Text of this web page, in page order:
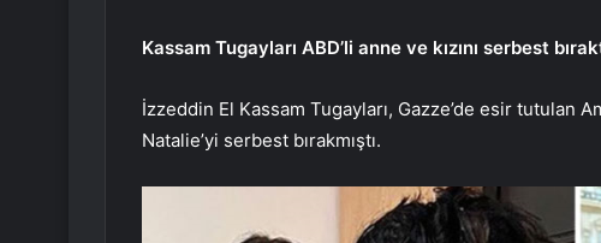
Kassam Tugayları ABD’li anne ve kızını serbest
İzzeddin El Kassam Tugayları, Gazze’de esir tutulan
Natalie’yi serbest bırakmıştı.